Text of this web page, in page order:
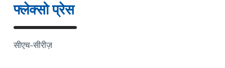
फ्लेक्सो प्रेस
सीएच-सीरीज़